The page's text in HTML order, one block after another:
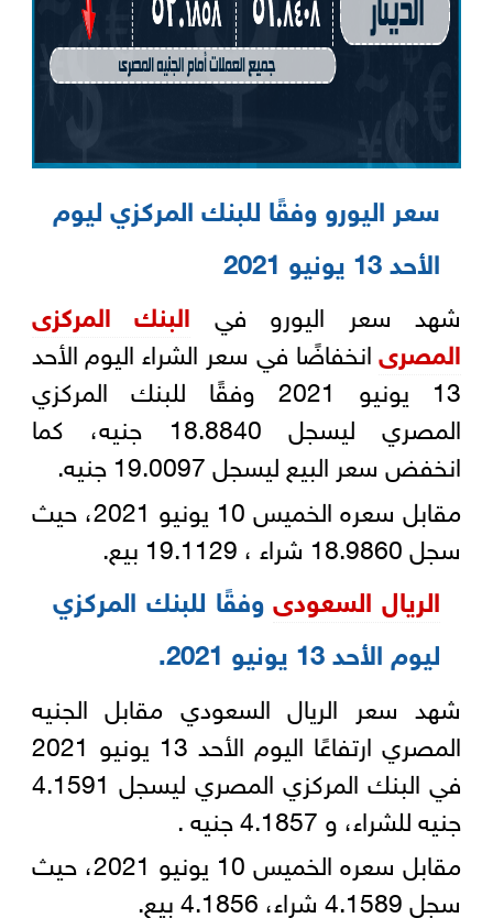
سعر اليورو وفقًا للبنك المركزي ليوم
الأحد 13 يونيو 2021‏‎
شهد سعر اليورو في البنك المركزى
المصرىانخفاضًا في سعر الشراء اليوم الأحد
13 يونيو 2021 وفقًا للبنك المركزي
المصري ليسجل ‏‎18.8840 جنيه، كما
انخفض سعر البيع ليسجل 19.0097 ‏جنيه.‎
مقابل سعره الخميس 10 يونيو 2021، حيث
سجل 18.9860 شراء ، 19.1129 بيع‎.‎
الريال السعودىوفقًا للبنك المركزي
ليوم الأحد 13 يونيو 2021‏‎.
شهد سعر الريال السعودي مقابل الجنيه
المصري ارتفاعًا اليوم الأحد 13 يونيو 2021
في البنك المركزي المصري ليسجل ‏‏4.1591
جنيه للشراء، و 4.1857 جنيه .‎
مقابل سعره الخميس 10 يونيو 2021، حيث
سجل 4.1589 شراء، 4.1856 بيع‎.